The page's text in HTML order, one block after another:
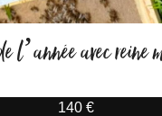
l’année avec reine
140 €